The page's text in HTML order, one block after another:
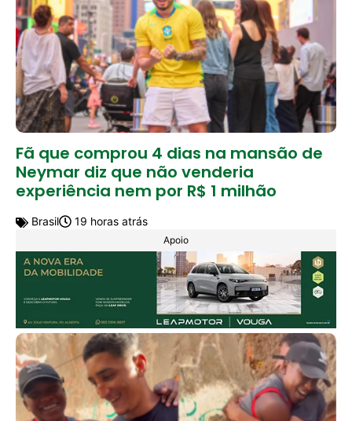
Fã que comprou 4 dias na mansão de
Neymar diz que não venderia
experiência nem por R$ 1 milhão
Brasil 19 horas atrás
Apoio